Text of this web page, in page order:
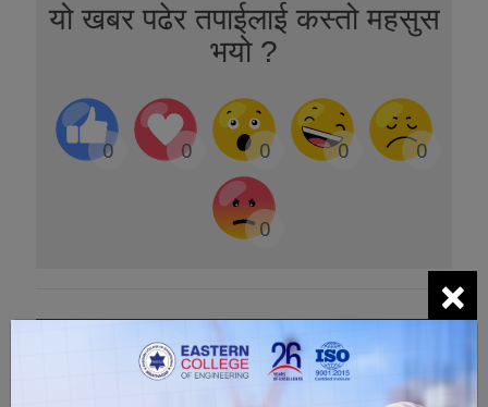
यो खबर पढेर तपाईलाई कस्तो महसुस
भयो ?
0 0 0 0 0
0
×